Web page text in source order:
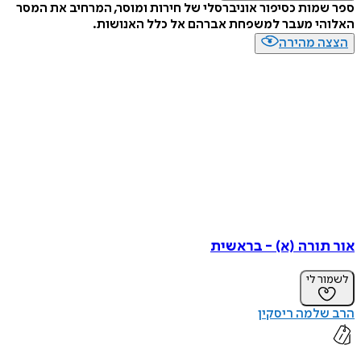
ספר שמות כסיפור אוניברסלי של חירות ומוסר, המרחיב את המסר
האלוהי מעבר למשפחת אברהם אל כלל האנושות.
הצצה מהירה
אור תורה (א) - בראשית
לשמור לי
הרב שלמה ריסקין